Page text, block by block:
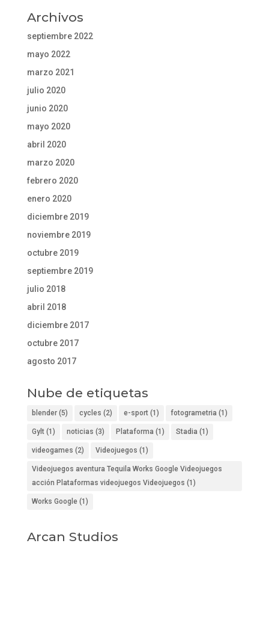
Archivos
septiembre 2022
mayo 2022
marzo 2021
julio 2020
junio 2020
mayo 2020
abril 2020
marzo 2020
febrero 2020
enero 2020
diciembre 2019
noviembre 2019
octubre 2019
septiembre 2019
julio 2018
abril 2018
diciembre 2017
octubre 2017
agosto 2017
Nube de etiquetas
blender(5) cycles (2) e-sport(1) fotogrametria(1)
Gylt(1) noticias (3) Plataforma(1) Stadia(1)
videogames (2) Videojuegos (1)
Videojuegos aventura Tequila Works Google Videojuegos
acción Plataformas videojuegos Videojuegos (1)
Works Google(1)
Arcan Studios